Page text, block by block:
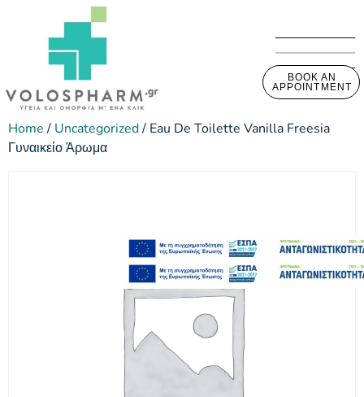
BOOK AN
APPOINTMENT
Home/ Uncategorized/ Eau De Toilette Vanilla Freesia
Γυναικείο Άρωμα